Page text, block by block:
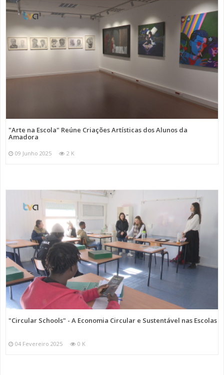
"Arte na Escola" Reúne Criações Artísticas dos Alunos da
Amadora
09 Junho 2025 2 K
"Circular Schools" - A Economia Circular e Sustentável nas Escolas
04 Fevereiro 2025 0 K